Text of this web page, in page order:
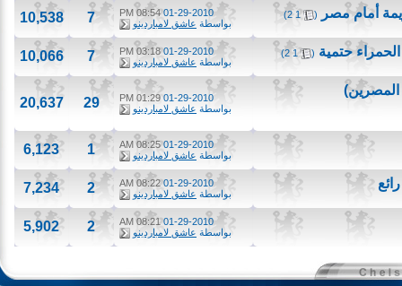
أمام مصر‏
(
1
2
)
01-29-2010
08:54 PM
بواسطةعاشق لامباردينو 7
10,538
حتمية‏
(
1
2
)
01-29-2010
03:18 PM
بواسطةعاشق لامباردينو 7
10,066
01-29-2010
01:29 PM
بواسطةعاشق لامباردينو 20,637
01-29-2010
08:25 AM
بواسطةعاشق لامباردينو 1
6,123
01-29-2010
08:22 AM
بواسطةعاشق لامباردينو 2
7,234
01-29-2010
08:21 AM
بواسطةعاشق لامباردينو 2
5,902